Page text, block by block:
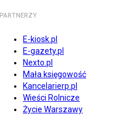
PARTNERZY
E-kiosk.pl
E-gazety.pl
Nexto.pl
Mała księgowość
Kancelarierp.pl
Wieści Rolnicze
Życie Warszawy